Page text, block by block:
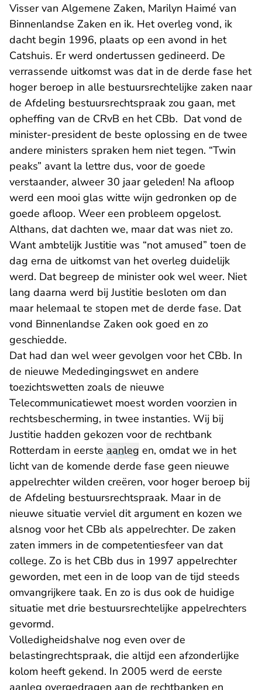
Visser van Algemene Zaken, Marilyn Haimé van
Binnenlandse Zaken en ik. Het overleg vond, ik
dacht begin 1996, plaats op een avond in het
Catshuis. Er werd ondertussen gedineerd. De
verrassende uitkomst was dat in de derde fase het
hoger beroep in alle bestuursrechtelijke zaken naar
de Afdeling bestuursrechtspraak zou gaan, met
opheffing van de CRvB en het CBb. Dat vond de
minister-president de beste oplossing en de twee
andere ministers spraken hem niet tegen. “Twin
peaks” avant la lettre dus, voor de goede
verstaander, alweer 30 jaar geleden! Na afloop
werd een mooi glas witte wijn gedronken op de
goede afloop. Weer een probleem opgelost.
Althans, dat dachten we, maar dat was niet zo.
Want ambtelijk Justitie was “not amused” toen de
dag erna de uitkomst van het overleg duidelijk
werd. Dat begreep de minister ook wel weer. Niet
lang daarna werd bij Justitie besloten om dan
maar helemaal te stopen met de derde fase. Dat
vond Binnenlandse Zaken ook goed en zo
geschiedde.
Dat had dan wel weer gevolgen voor het CBb. In
de nieuwe Mededingingswet en andere
toezichtswetten zoals de nieuwe
Telecommunicatiewet moest worden voorzien in
rechtsbescherming, in twee instanties. Wij bij
Justitie hadden gekozen voor de rechtbank
Rotterdam in eerste aanleg en, omdat we in het
licht van de komende derde fase geen nieuwe
appelrechter wilden creëren, voor hoger beroep bij
de Afdeling bestuursrechtspraak. Maar in de
nieuwe situatie verviel dit argument en kozen we
alsnog voor het CBb als appelrechter. De zaken
zaten immers in de competentiesfeer van dat
college. Zo is het CBb dus in 1997 appelrechter
geworden, met een in de loop van de tijd steeds
omvangrijkere taak. En zo is dus ook de huidige
situatie met drie bestuursrechtelijke appelrechters
gevormd.
Volledigheidshalve nog even over de
belastingrechtspraak, die altijd een afzonderlijke
kolom heeft gekend. In 2005 werd de eerste
aanleg overgedragen aan de rechtbanken en